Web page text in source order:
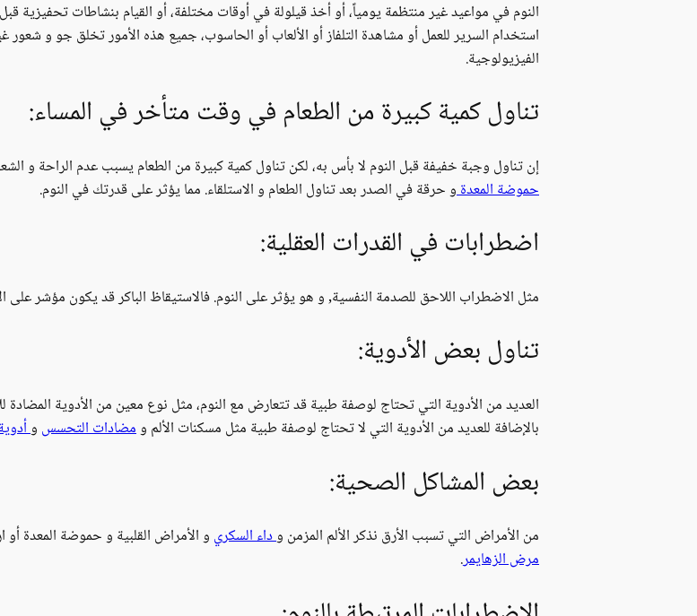
النوم في مواعيد غير منتظمة يومياً، أو أخذ قيلولة في أوقات مختلفة، أو القيام بنشاطات تحفيزية
استخدام السرير للعمل أو مشاهدة التلفاز أو الألعاب أو الحاسوب، جميع هذه الأمور تخلق جو و
الفيزيولوجية.
تناول كمية كبيرة من الطعام في وقت متأخر في المساء:
إن تناول وجبة خفيفة قبل النوم لا بأس به، لكن تناول كمية كبيرة من الطعام يسبب عدم الراحة و
حموضة المعدةو حرقة في الصدر بعد تناول الطعام و الاستلقاء. مما يؤثر على قدرتك في النوم.
اضطرابات في القدرات العقلية:
مثل الاضطراب اللاحق للصدمة النفسية, و هو يؤثر على النوم. فالاستيقاظ الباكر قد يكون مؤشر على
تناول بعض الأدوية:
العديد من الأدوية التي تحتاج لوصفة طبية قد تتعارض مع النوم، مثل نوع معين من الأدوية المضادة
بالإضافة للعديد من الأدوية التي لا تحتاج لوصفة طبية مثل مسكنات الألم ومضادات التحسس و
بعض المشاكل الصحية:
من الأمراض التي تسبب الأرق نذكر الألم المزمن وداء السكري و الأمراض القلبية و حموضة المعدة أو
مرض الزهايمر.